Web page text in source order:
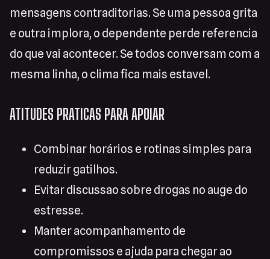
mensagens contraditorias. Se uma pessoa grita
e outra implora, o dependente perde referencia
do que vai acontecer. Se todos conversam com a
mesma linha, o clima fica mais estavel.
ATITUDES PRATICAS PARA APOIAR
Combinar horários e rotinas simples para
reduzir gatilhos.
Evitar discussao sobre drogas no auge do
estresse.
Manter acompanhamento de
compromissos e ajuda para chegar ao